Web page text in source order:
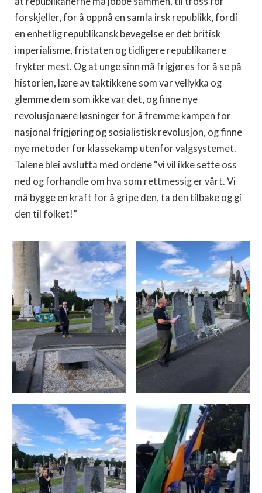
forskjeller, for å oppnå en samla irsk republikk, fordi
en enhetlig republikansk bevegelse er det britisk
imperialisme, fristaten og tidligere republikanere
frykter mest. Og at unge sinn må frigjøres for å se på
historien, lære av taktikkene som var vellykka og
glemme dem som ikke var det, og finne nye
revolusjonære løsninger for å fremme kampen for
nasjonal frigjøring og sosialistisk revolusjon, og finne
nye metoder for klassekamp utenfor valgsystemet.
Talene blei avslutta med ordene “vi vil ikke sette oss
ned og forhandle om hva som rettmessig er vårt. Vi
må bygge en kraft for å gripe den, ta den tilbake og gi
den til folket!”